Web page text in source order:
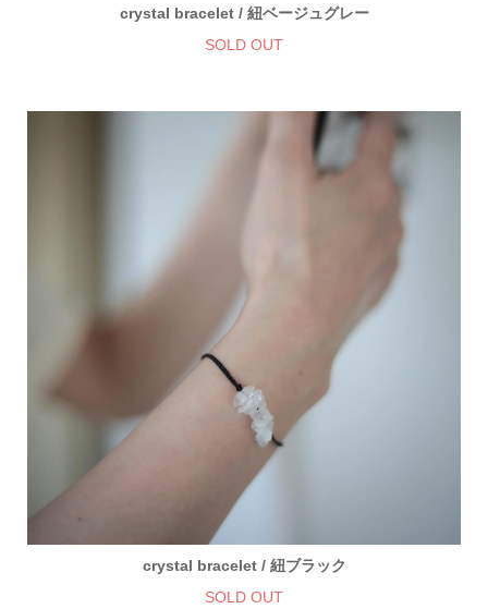
crystal bracelet / 紐ベージュグレー
SOLD OUT
crystal bracelet / 紐ブラック
SOLD OUT